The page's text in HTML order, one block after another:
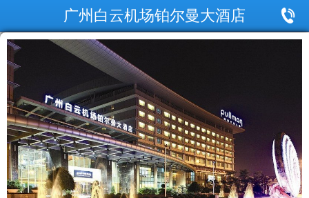
广州白云机场铂尔曼大酒店